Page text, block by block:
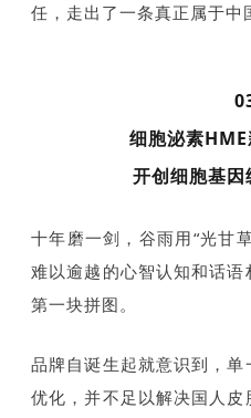
任，走出了一条真正属于中
细胞泌素
开创细胞基
十年磨一剑，谷雨用“光甘
难以逾越的心智认知和话
第一块拼图。
品牌自诞生起就意识到，
优化，并不足以解决国人